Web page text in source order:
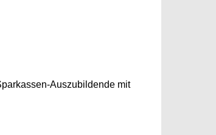
Auszubildende mit